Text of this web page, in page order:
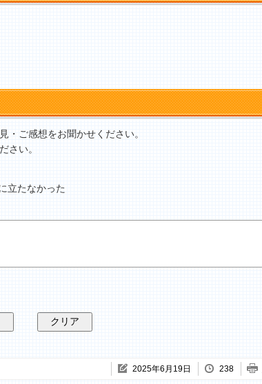
・ご感想をお聞かせください。
さい。
立たなかった
2025年6月19日 238